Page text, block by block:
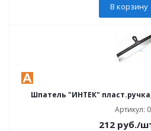
В корзину
Шпатель "ИНТЕК"
Артикул:
212 руб./